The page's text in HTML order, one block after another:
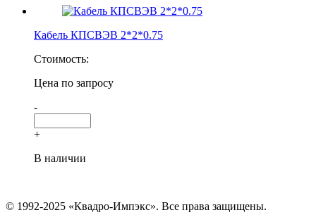
Кабель КПСВЭВ 2*2*0.75
Стоимость:
Цена по запросу
-
+
В наличии
© 1992-2025 «Квадро-Импэкс». Все права защищены.